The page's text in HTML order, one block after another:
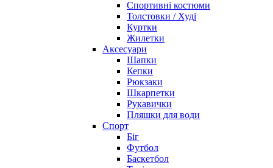
Спортивні костюми
Толстовки / Худі
Куртки
Жилетки
Аксесуари
Шапки
Кепки
Рюкзаки
Шкарпетки
Рукавички
Пляшки для води
Спорт
Біг
Футбол
Баскетбол